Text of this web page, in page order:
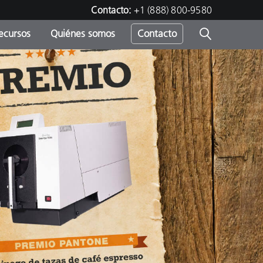
Contacto: +1 (888) 800-9580
Quiénes somos Contacto